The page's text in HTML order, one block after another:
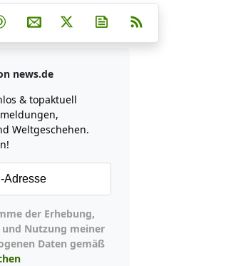
hinzufügen
Teilen auf Facebook
Teilen auf Whatsapp
Teilen auf Telegram
Teilen auf Pinterest
Per E-Mail teilen
Post auf XNewsletter
news.de
& topaktuell
Weltgeschehen.
Nutzung meiner
Daten gemäß